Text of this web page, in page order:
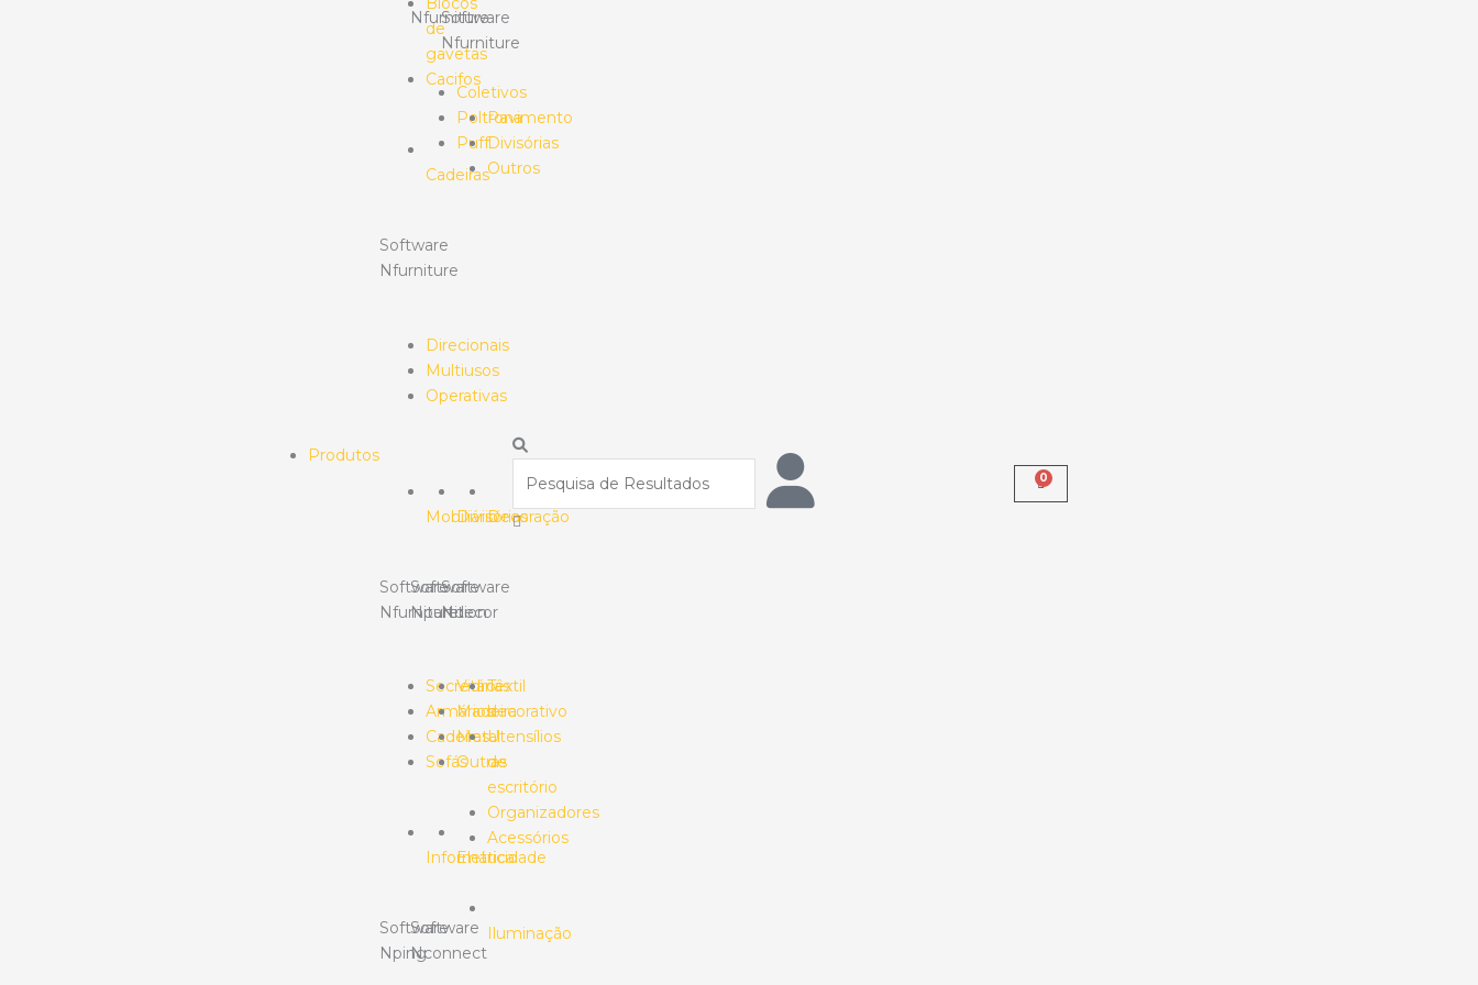
de
gavetas
Cacifos
Cadeiras
Software
Nfurniture
Direcionais
Multiusos
Operativas
Nfurniture
Coletivos
Poltrona
Puff
Software
Nfurniture
Pavimento
Divisórias
Outros
Produtos
Mobiliário
Software
Nfurniture
Secretárias
Armários
Cadeiras
Sofás
Informática
Software
Nping
Divisórias
Software
Npartition
Vidro
Madeira
Metal
Outras
Eletricidade
Software
Nconnect
Decoração
Software
Ndecor
Têxtil
decorativo
Utensílios
de
escritório
Organizadores
Acessórios
Iluminação
Procurar